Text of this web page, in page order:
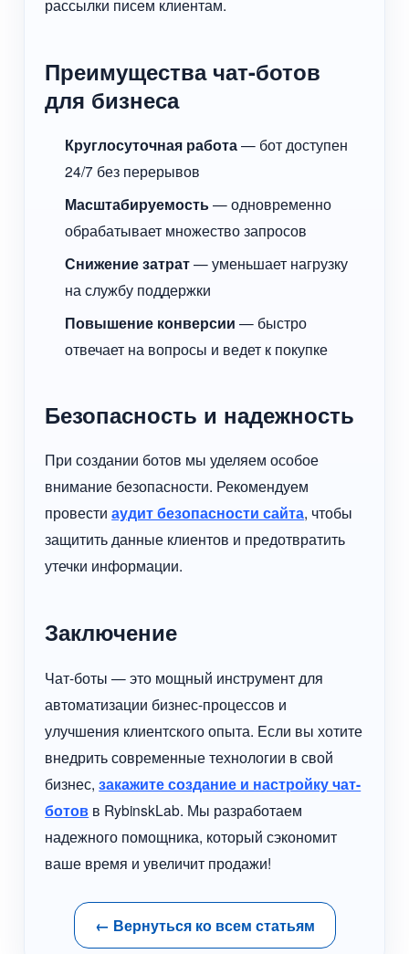
рассылки писем клиентам.
Преимущества чат-ботов
для бизнеса
Круглосуточная работа— бот доступен
24/7 без перерывов
Масштабируемость— одновременно
обрабатывает множество запросов
Снижение затрат— уменьшает нагрузку
на службу поддержки
Повышение конверсии — быстро
отвечает на вопросы и ведет к покупке
Безопасность и надежность
При создании ботов мы уделяем особое
внимание безопасности. Рекомендуем
провестиаудит безопасности сайта, чтобы
защитить данные клиентов и предотвратить
утечки информации.
Заключение
Чат-боты — это мощный инструмент для
автоматизации бизнес-процессов и
улучшения клиентского опыта. Если вы хотите
внедрить современные технологии в свой
бизнес,закажите создание и настройку чат-
ботов в RybinskLab. Мы разработаем
надежного помощника, который сэкономит
ваше время и увеличит продажи!
← Вернуться ко всем статьям